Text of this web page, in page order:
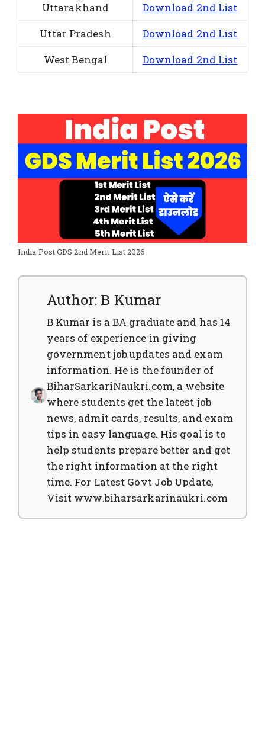
Uttarakhand
Download 2nd List
Uttar Pradesh
Download 2nd List
West Bengal
Download 2nd List
India Post GDS 2nd Merit List 2026
Author: B Kumar
B Kumar is a BA graduate and has 14
years of experience in giving
government job updates and exam
information. He is the founder of
BiharSarkariNaukri.com, a website
where students get the latest job
news, admit cards, results, and exam
tips in easy language. His goal is to
help students prepare better and get
the right information at the right
time. For Latest Govt Job Update,
Visit www.biharsarkarinaukri.com